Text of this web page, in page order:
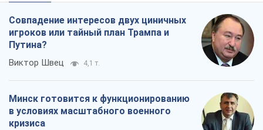
Совпадение интересов двух циничных
игроков или тайный план Трампа и
Путина?
Виктор Швец 4,1 т.
Минск готовится к функционированию
в условиях масштабного военного
кризиса